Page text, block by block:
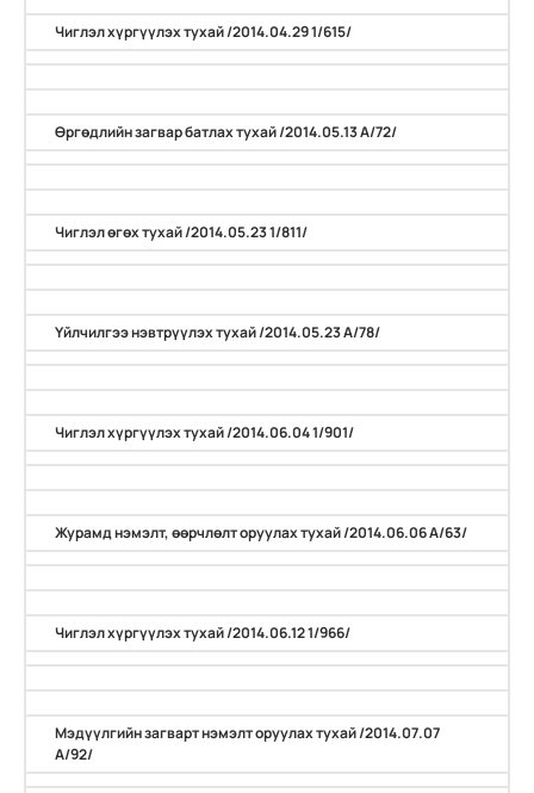
Чиглэл хүргүүлэх тухай /2014.04.29 1/615/
Өргөдлийн загвар батлах тухай /2014.05.13 А/72/
Чиглэл өгөх тухай /2014.05.23 1/811/
Үйлчилгээ нэвтрүүлэх тухай /2014.05.23 А/78/
Чиглэл хүргүүлэх тухай /2014.06.04 1/901/
Журамд нэмэлт, өөрчлөлт оруулах тухай /2014.06.06 А/63/
Чиглэл хүргүүлэх тухай /2014.06.12 1/966/
Мэдүүлгийн загварт нэмэлт оруулах тухай /2014.07.07
А/92/